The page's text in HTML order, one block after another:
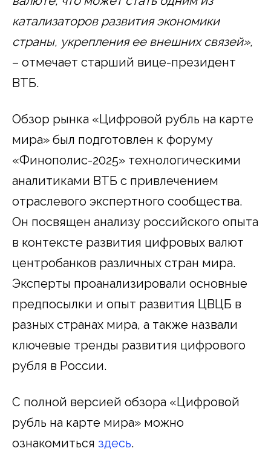
катализаторов развития экономики
страны, укрепления ее внешних связей»,
– отмечает старший вице-президент
ВТБ.
Обзор рынка «Цифровой рубль на карте
мира» был подготовлен к форуму
«Финополис-2025» технологическими
аналитиками ВТБ с привлечением
отраслевого экспертного сообщества.
Он посвящен анализу российского опыта
в контексте развития цифровых валют
центробанков различных стран мира.
Эксперты проанализировали основные
предпосылки и опыт развития ЦВЦБ в
разных странах мира, а также назвали
ключевые тренды развития цифрового
рубля в России.
С полной версией обзора «Цифровой
рубль на карте мира» можно
ознакомиться здесь.